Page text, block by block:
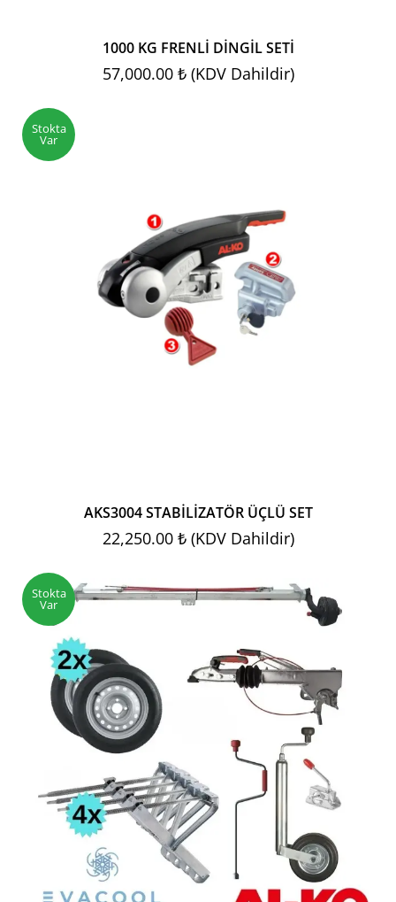
1000 KG FRENLİ DİNGİL SETİ
57,000.00 ₺ (KDV Dahildir)
Stokta
Var
AKS3004 STABİLİZATÖR ÜÇLÜ SET
22,250.00 ₺ (KDV Dahildir)
Stokta
Var